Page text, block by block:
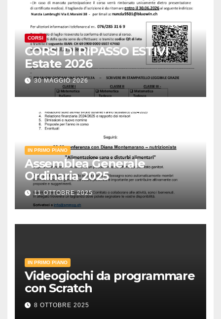
CORSI
CORSI DI RIPASSO ESTIVI –
Estate 2026
30 MAGGIO 2026
IN PRIMO PIANO
Assemblea Generale
Ordinaria 2025
11 OTTOBRE 2025
IN PRIMO PIANO
Videogiochi da programmare
con Scratch
8 OTTOBRE 2025